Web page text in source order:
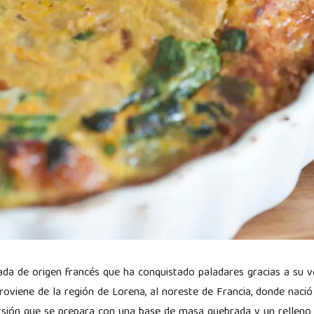
de origen francés que ha conquistado paladares gracias a su
de la región de Lorena, al noreste de Francia, donde